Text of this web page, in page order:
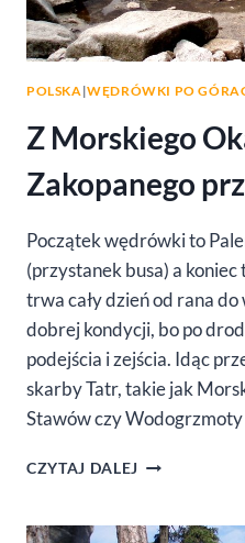
POLSKA|WĘDRÓWKI PO
Z Morskiego
Zakopanego
Początek wędrówki to
(przystanek busa) a
trwa cały dzień od rana
dobrej kondycji, bo po
podejścia i zejścia. Idąc
skarby Tatr, takie jak
Stawów czy
CZYTAJ DALEJ
DO